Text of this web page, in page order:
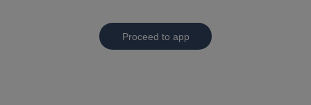
Proceed to app